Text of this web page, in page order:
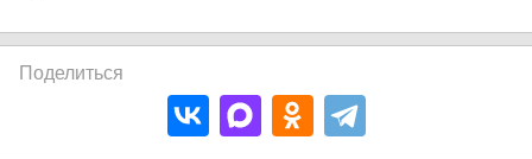
Поделиться